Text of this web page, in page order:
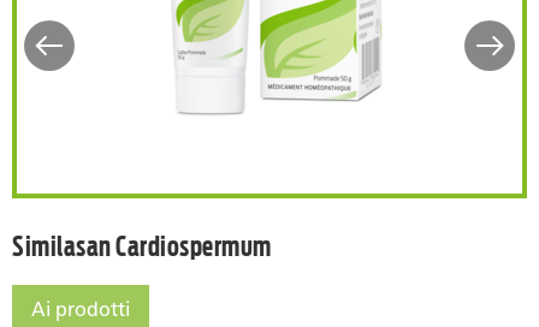
Similasan Cardiospermum
Ai prodotti